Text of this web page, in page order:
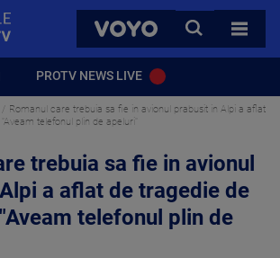
VOYO
CAUTA
TOATE
PROTV NEWS LIVE
Romanul care trebuia sa fie in avionul prabusit in Alpi a aflat
telefonul plin de apeluri"
trebuia sa fie in avionul
a aflat de tragedie de
telefonul plin de